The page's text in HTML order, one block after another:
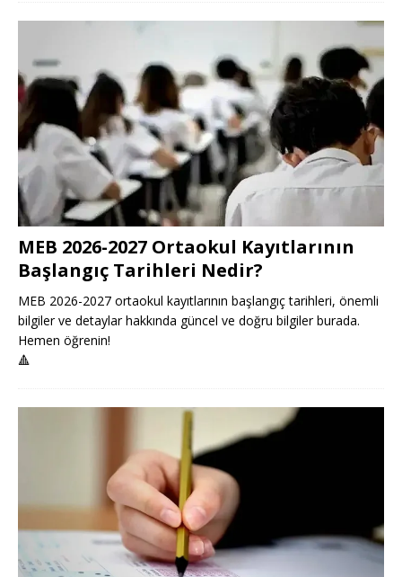
MEB 2026-2027 Ortaokul Kayıtlarının
Başlangıç Tarihleri Nedir?
MEB 2026-2027 ortaokul kayıtlarının başlangıç tarihleri, önemli
bilgiler ve detaylar hakkında güncel ve doğru bilgiler burada.
Hemen öğrenin!
🔺